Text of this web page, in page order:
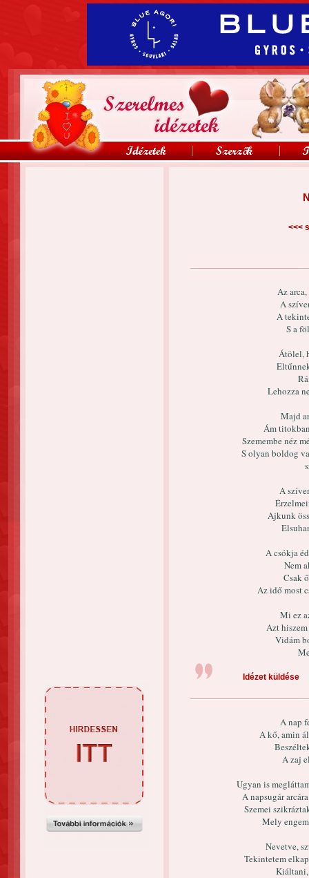
<<<
Az
A
A
S a
Átölel,
Lehozza
Majd
Ám
Szemembe néz
S olyan boldog
A
Ajkunk
A csókja
Nem
Csak
Az idő most
Mi ez
Azt hiszem
Vidám
Idézet küldése
A nap
A kő, amin
A zaj
Ugyan is
A napsugár
Szemei
Mely
Nevetve,
Tekintetem
Kiáltani,